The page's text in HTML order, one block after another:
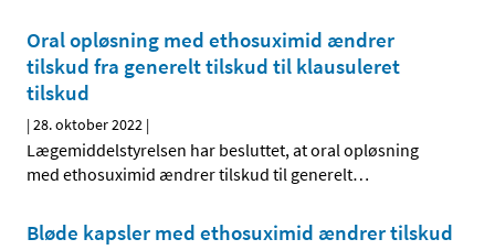
Oral opløsning med ethosuximid ændrer
tilskud fra generelt tilskud til klausuleret
tilskud
|28. oktober 2022 |
Lægemiddelstyrelsen har besluttet, at oral opløsning
med ethosuximid ændrer tilskud til generelt…
Bløde kapsler med ethosuximid ændrer tilskud